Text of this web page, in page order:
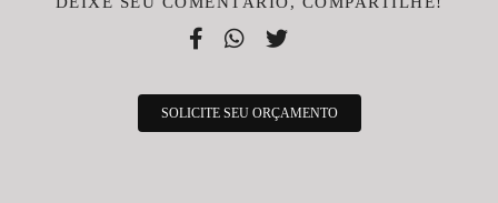
SOLICITE SEU ORÇAMENTO